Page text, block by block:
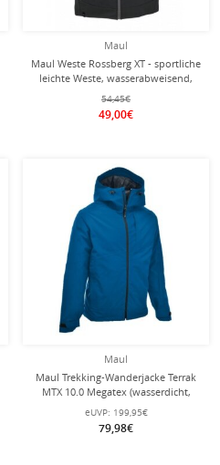
Maul
Maul Weste Rossberg XT - sportliche
leichte Weste, wasserabweisend,
atmungsaktiv - dunkelgrau Herren
54,45€
49,00€
Maul
Maul Trekking-Wanderjacke Terrak
MTX 10.0 Megatex (wasserdicht,
winddicht, atmungsaktiv) blau
Herren
eUVP: 199,95€
79,98€